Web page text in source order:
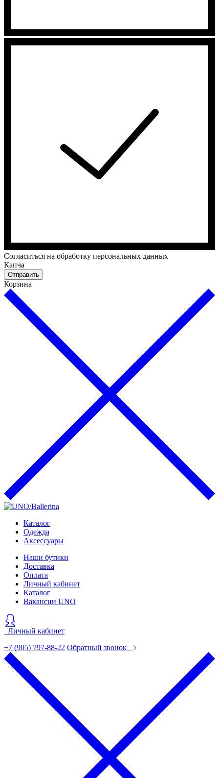
Cогласиться на обработку персональных данных
Капча
Отправить
Корзина
Каталог
Одежда
Аксессуары
Наши бутики
Доставка
Оплата
Личный кабинет
Каталог
Вакансии UNO
Личный кабинет
+7 (905) 797-88-22 Обратный звонок